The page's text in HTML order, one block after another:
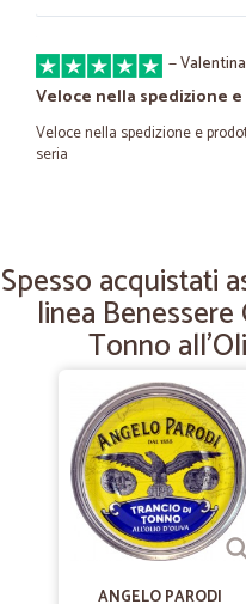
—
Veloce nella spedizione
Veloce nella spedizione e
seria
Veloci e puntuali
Veloci e puntuali servizio ottimo
—Russo F.
Buon servizio
Buon servizio, prodotti arrivati
dichiarati.Gazie
—Emiliano
Prodotti arrivati nei
Spesso acquistati
linea
Tonno
ANGELO PARODI